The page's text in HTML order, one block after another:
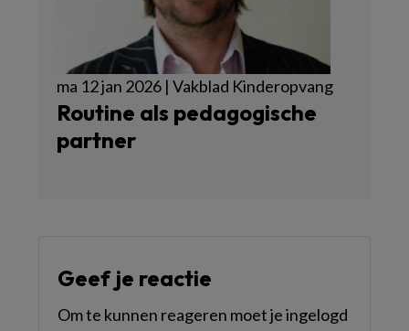
ma 12 jan 2026 | Vakblad Kinderopvang
Routine als pedagogische
partner
Geef je reactie
Om te kunnen reageren moet je ingelogd